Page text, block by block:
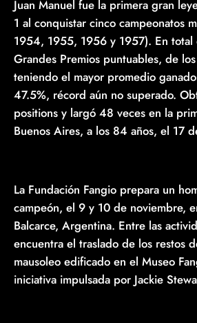
Juan Manuel fue la primera gran
1 al conquistar cinco campeonatos
1954, 1955, 1956 y 1957). En total
Grandes Premios puntuables, de
teniendo el mayor promedio
47.5%, récord aún no superado.
positions y largó 48 veces en la
Buenos Aires, a los 84 años, el 17
La Fundación Fangio prepara un
campeón, el 9 y 10 de noviembre,
Balcarce, Argentina. Entre las
encuentra el traslado de los restos
mausoleo edificado en el Museo
iniciativa impulsada por Jackie